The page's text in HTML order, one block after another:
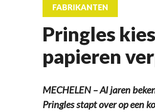
FABRIKANTEN
Pringles
papieren
MECHELEN – Al jaren
Pringles stapt over op een